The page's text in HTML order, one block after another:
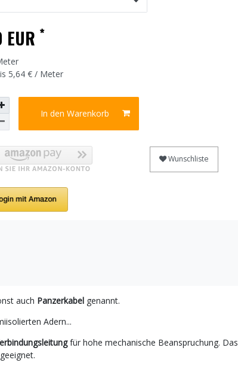
*
5,64 € / Meter
In den Warenkorb
Wunschliste
auch Panzerkabel genannt.
Adern...
für hohe mechanische Beanspruchung. Das